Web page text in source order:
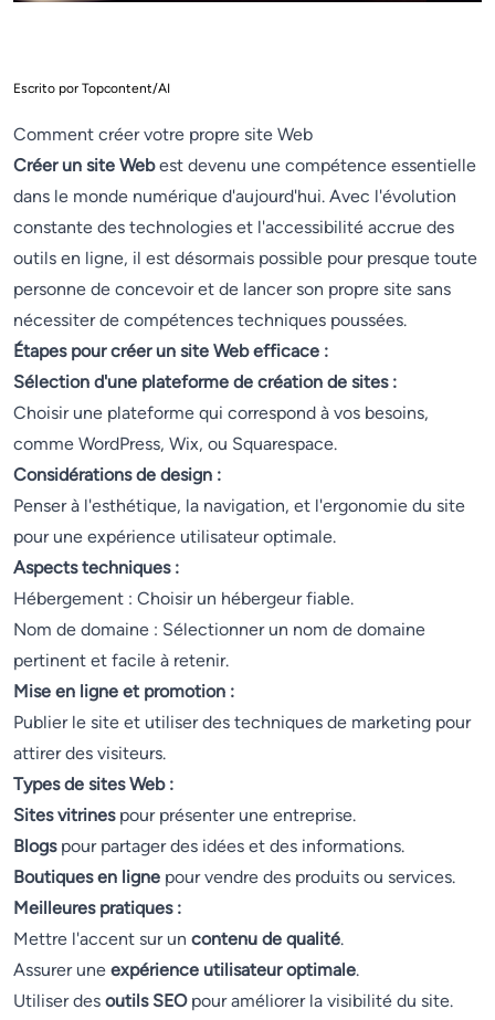
Escrito por Topcontent/AI
Comment créer votre propre site Web
Créer un site Webest devenu une compétence essentielle
dans le monde numérique d'aujourd'hui. Avec l'évolution
constante des technologies et l'accessibilité accrue des
outils en ligne, il est désormais possible pour presque toute
personne de concevoir et de lancer son propre site sans
nécessiter de compétences techniques poussées.
Étapes pour créer un site Web efficace :
Sélection d'une plateforme de création de sites :
Choisir une plateforme qui correspond à vos besoins,
comme WordPress, Wix, ou Squarespace.
Considérations de design :
Penser à l'esthétique, la navigation, et l'ergonomie du site
pour une expérience utilisateur optimale.
Aspects techniques :
Hébergement : Choisir un hébergeur fiable.
Nom de domaine : Sélectionner un nom de domaine
pertinent et facile à retenir.
Mise en ligne et promotion :
Publier le site et utiliser des techniques de marketing pour
attirer des visiteurs.
Types de sites Web :
Sites vitrinespour présenter une entreprise.
Blogspour partager des idées et des informations.
Boutiques en ligne pour vendre des produits ou services.
Meilleures pratiques :
Mettre l'accent sur un contenu de qualité.
Assurer une expérience utilisateur optimale.
Utiliser des outils SEOpour améliorer la visibilité du site.